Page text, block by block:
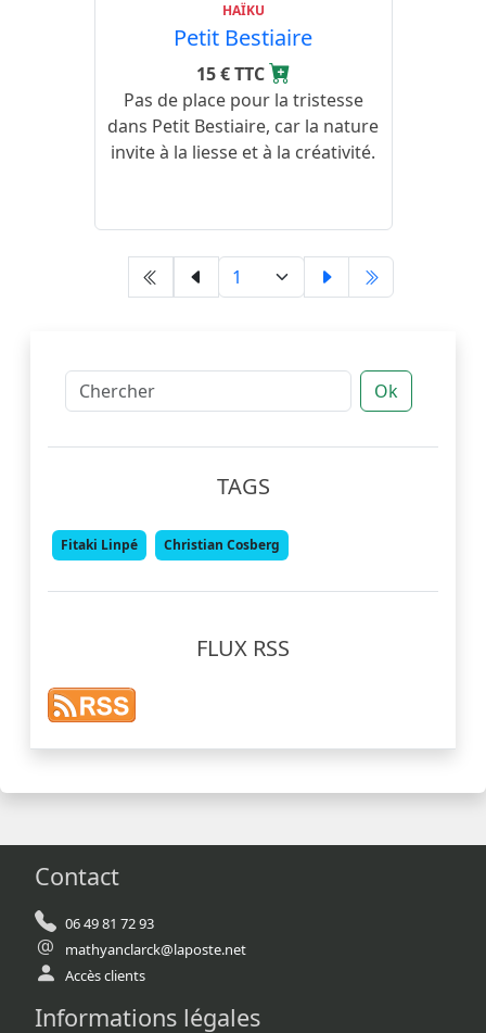
HAÏKU
Petit Bestiaire
15 € TTC
Pas de place pour la tristesse
dans Petit Bestiaire, car la nature
invite à la liesse et à la créativité.
Ok
TAGS
Fitaki Linpé Christian Cosberg
FLUX RSS
Contact
06 49 81 72 93
mathyanclarck@laposte.net
Accès clients
Informations légales